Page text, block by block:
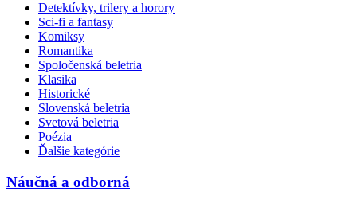
Detektívky, trilery a horory
Sci-fi a fantasy
Komiksy
Romantika
Spoločenská beletria
Klasika
Historické
Slovenská beletria
Svetová beletria
Poézia
Ďalšie kategórie
Náučná a odborná